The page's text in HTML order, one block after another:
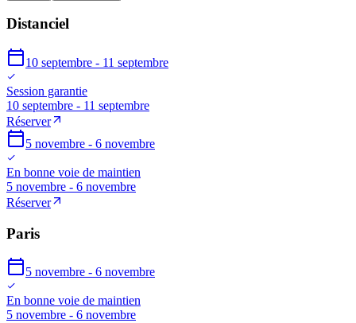
Distanciel
10 septembre - 11 septembre
Session garantie
10 septembre - 11 septembre
Réserver
5 novembre - 6 novembre
En bonne voie de maintien
5 novembre - 6 novembre
Réserver
Paris
5 novembre - 6 novembre
En bonne voie de maintien
5 novembre - 6 novembre